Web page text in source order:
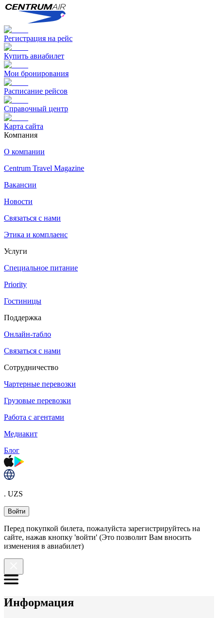
Регистрация на рейс
Купить авиабилет
Мои бронирования
Расписание рейсов
Справочный центр
Карта сайта
Компания
О компании
Centrum Travel Magazine
Вакансии
Новости
Связаться с нами
Этика и комплаенс
Услуги
Специальное питание
Priority
Гостиницы
Поддержка
Онлайн-табло
Связаться с нами
Сотрудничество
Чартерные перевозки
Грузовые перевозки
Работа с агентами
Медиакит
Блог
. UZS
Войти
Перед покупкой билета, пожалуйста зарегистрируйтесь на
сайте, нажав кнопку 'войти' (Это позволит Вам вносить
изменения в авиабилет)
Информация